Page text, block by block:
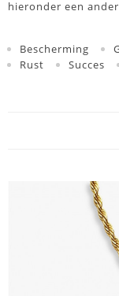
hieronder een
Bescherming
Rust
Succes